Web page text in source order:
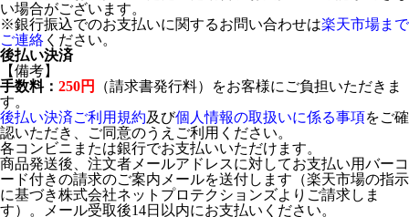
い場合がございます。
※銀行振込でのお支払いに関するお問い合わせは楽天市場まで
ご連絡 ください。
後払い決済
【備考】
手数料： 250円
（請求書発行料）をお客様にご負担いただきま
す。
後払い決済ご利用規約及び個人情報の取扱いに係る事項をご確
認いただき、ご同意のうえご利用ください。
各コンビニまたは銀行でお支払いいただけます。
商品発送後、注文者メールアドレスに対してお支払い用バーコ
ード付きの請求のご案内メールを送付します（楽天市場の指示
に基づき株式会社ネットプロテクションズよりご請求しま
す）。メール受取後14日以内にお支払いください。